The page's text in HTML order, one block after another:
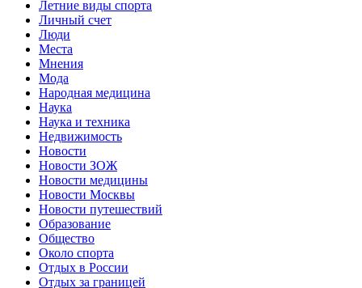
Летние виды спорта
Личный счет
Люди
Места
Мнения
Мода
Народная медицина
Наука
Наука и техника
Недвижимость
Новости
Новости ЗОЖ
Новости медицины
Новости Москвы
Новости путешествий
Образование
Общество
Около спорта
Отдых в России
Отдых за границей